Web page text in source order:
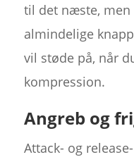
til det næste, men
almindelige
vil støde på, når
kompression.
Angreb og
Attack- og